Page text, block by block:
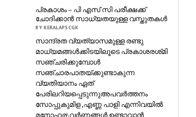
പ്രകാശം – പി എസ് സി പരീക്ഷക്ക്
ചോദിക്കാൻ സാധ്യതയുള്ള വസ്തുതകൾ
BY KERALAPSCGK
സാന്ദ്രത വ്യത്യാസമുള്ള രണ്ടു
മാധ്യമങ്ങൾക്കിടയിലൂടെ പ്രകാശരശ്‌മി
സഞ്ചരിക്കുമ്പോൾ
സഞ്ചാരപാതയ്ക്കുണ്ടാകുന്ന
വ്യതിയാനം ഏത്
പേരിലറിയപ്പെടുന്നുഅപവർത്തനം
സോപ്പുകുമിള ,എണ്ണ പാളി എന്നിവയിൽ
മനോഹര\വർണങ്ങൾ ഉണ്ടാവാൻ